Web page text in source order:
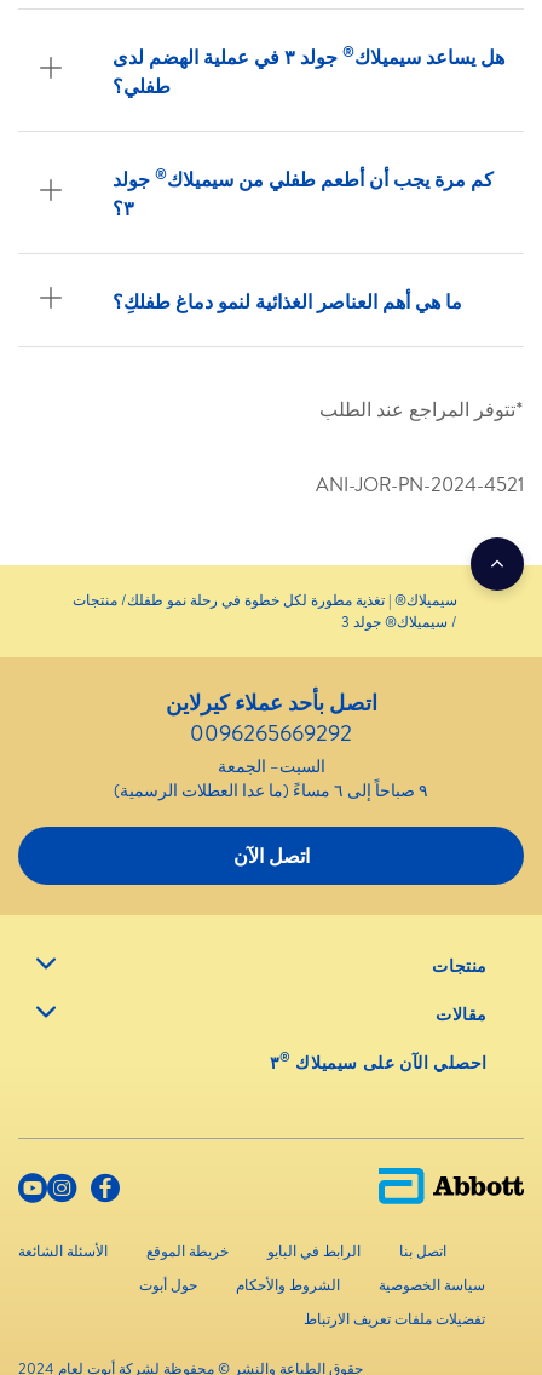
هل يساعد سيميلاك®
جولد ٣ في عملية الهضم لدى
طفلي؟
كم مرة يجب أن أطعم طفلي من سيميلاك® جولد
٣؟
ما هي أهم العناصر الغذائية لنمو دماغ طفلكِ؟
*تتوفر المراجع عند الطلب
ANI-JOR-PN-2024-4521
سيميلاك® | تغذية مطورة لكل خطوة في رحلة نمو طفلك منتجات
سيميلاك® جولد 3
اتصل بأحد عملاء كيرلاين
0096265669292
السبت– الجمعة
٩ صباحاً إلى ٦ مساءً (ما عدا العطلات الرسمية)
اتصل الآن
منتجات
مقالات
احصلي الآن على سيميلاك ®٣
اتصل بنا الرابط في البايو خريطة الموقع
الأسئلة الشائعة
سياسة الخصوصية
الشروط والأحكام
حول أبوت
تفضيلات ملفات تعريف الارتباط
حقوق الطباعة والنشر © محفوظة لشركة أبوت لعام 2024